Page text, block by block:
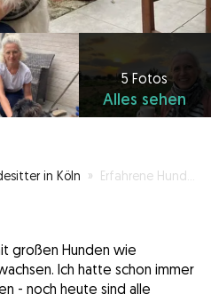
5 Fotos
Alles sehen
in Köln » Erfahrene Hundeliebhaberin mit Herz und gesundem Hundeverstand;)
großen Hunden wie
Ich hatte schon immer
- noch heute sind alle